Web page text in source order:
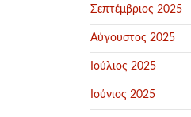
Σεπτέμβριος 2025
Αύγουστος 2025
Ιούλιος 2025
Ιούνιος 2025